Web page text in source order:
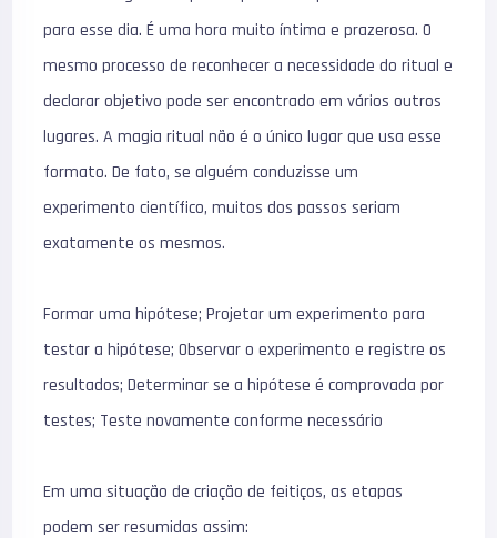
para esse dia. É uma hora muito íntima e prazerosa. O
mesmo processo de reconhecer a necessidade do ritual e
declarar objetivo pode ser encontrado em vários outros
lugares. A magia ritual não é o único lugar que usa esse
formato. De fato, se alguém conduzisse um
experimento científico, muitos dos passos seriam
exatamente os mesmos.
Formar uma hipótese; Projetar um experimento para
testar a hipótese; Observar o experimento e registre os
resultados; Determinar se a hipótese é comprovada por
testes; Teste novamente conforme necessário
Em uma situação de criação de feitiços, as etapas
podem ser resumidas assim: